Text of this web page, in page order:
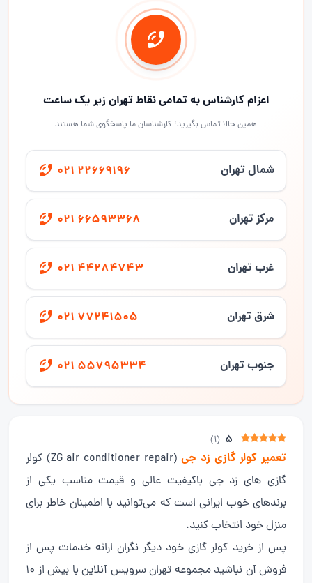
اعزام کارشناس به تمامی نقاط تهران زیر یک ساعت
همین حالا تماس بگیرید؛ کارشناسان ما پاسخگوی شما هستند
شمال تهران 021 22669196
مرکز تهران 021 66593368
غرب تهران 021 44284743
شرق تهران 021 77241505
جنوب تهران 021 55795334
5
(
1
)
تعمیر کولر گازی زد جی
(ZG air conditioner repair) کولر
گازی های زد جی باکیفیت عالی و قیمت مناسب یکی از
برندهای خوب ایرانی است که می‌توانید با اطمینان خاطر برای
منزل خود انتخاب کنید.
پس از خرید کولر گازی خود دیگر نگران ارائه خدمات پس از
فروش آن نباشید مجموعه تهران سرویس آنلاین با بیش از ۱۰